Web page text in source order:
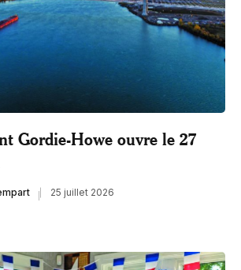
Gordie-Howe ouvre le 27
25 juillet 2026